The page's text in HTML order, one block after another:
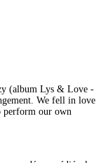
(album Lys & Love -
We fell in love
perform our own